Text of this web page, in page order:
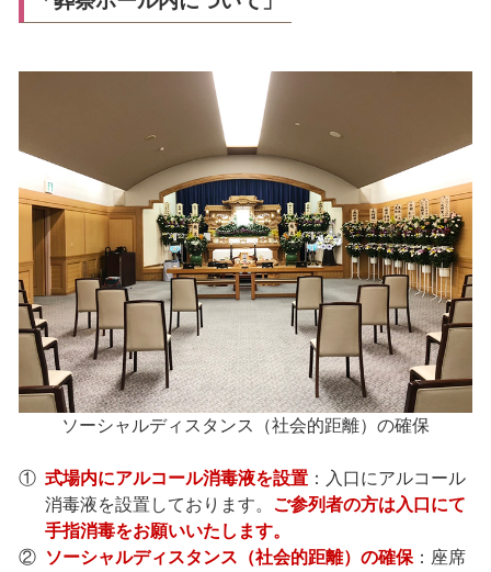
ソーシャルディスタンス（社会的距離）の確保
① 式場内にアルコール消毒液を設置：入口にアルコール
消毒液を設置しております。 ご参列者の方は入口にて
手指消毒をお願いいたします。
② ソーシャルディスタンス（社会的距離）の確保：座席